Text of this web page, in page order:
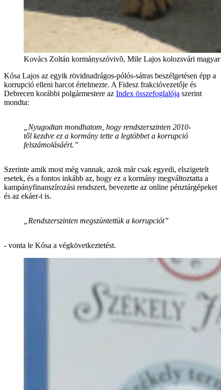
Kovács Zoltán kormányszóvivõ, Mile Lajos kolozsvári
Kósa Lajos az egyik rövidnadrágos-pólós-sátras beszélgetésen épp a
korrupció elleni harcot értelmezte. A Fidesz frakcióvezetője és
Debrecen korábbi polgármestere az Index összefoglalója szerint
mondta:
„Nyugodtan mondhatom, hogy rendszerszinten 2010-
től kezdve ez a kormány tette a legtöbbet a korrupció
felszámolásáért.”
Szerinte amik most még vannak, azok már csak egyedi, elszigetelt
esetek, és a fontos inkább az, hogy ez a kormány megváltoztatta a
kampányfinanszírozási rendszert, bevezette az online pénztárgépeket
és az ekáer-t is.
„Rendszerszinten megszüntettük a korrupciót”
- vonta le Kósa a végkövetkeztetést.